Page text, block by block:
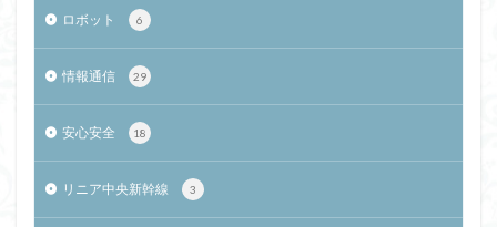
ロボット 6
情報通信 29
安心安全 18
リニア中央新幹線 3